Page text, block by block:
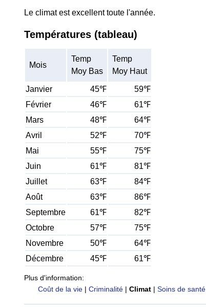
Le climat est excellent toute l'année.
Températures (tableau)
Mois
Temp
Moy Bas
Temp
Moy Haut
Janvier 45℉
59℉
Février
46℉
61℉
Mars
48℉
64℉
Avril
52℉
70℉
Mai
55℉
75℉
Juin
61℉
81℉
Juillet
63℉
84℉
Août
63℉
86℉
Septembre
61℉
82℉
Octobre
57℉
75℉
Novembre
50℉
64℉
Décembre
45℉ 61℉
Plus d'information:
Coût de la vie | Criminalité | Climat | Soins de santé